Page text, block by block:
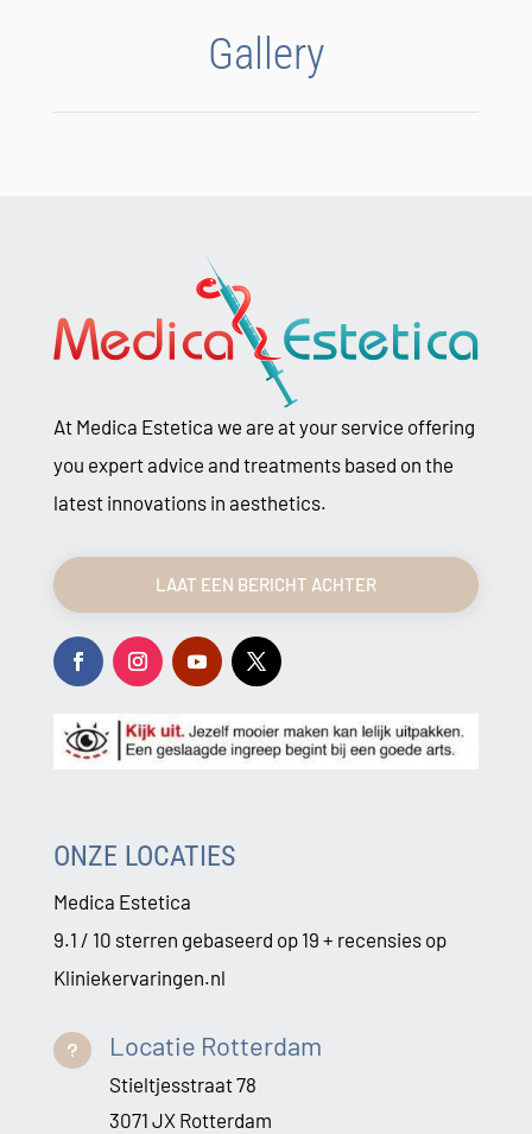
Gallery
At Medica Estetica we are at your service offering
you expert advice and treatments based on the
latest innovations in aesthetics.
LAAT EEN BERICHT ACHTER
ONZE LOCATIES
Medica Estetica
9.1 / 10 sterren gebaseerd op 19 + recensies op
Kliniekervaringen.nl
u Locatie Rotterdam
Stieltjesstraat 78
3071 JX Rotterdam